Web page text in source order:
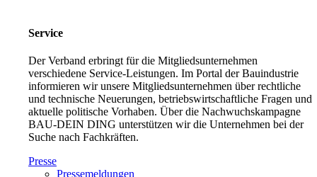
Service
Der Verband erbringt für die Mitgliedsunternehmen
verschiedene Service-Leistungen. Im Portal der Bauindustrie
informieren wir unsere Mitgliedsunternehmen über rechtliche
und technische Neuerungen, betriebswirtschaftliche Fragen und
aktuelle politische Vorhaben. Über die Nachwuchskampagne
BAU-DEIN DING unterstützen wir die Unternehmen bei der
Suche nach Fachkräften.
Presse
Pressemeldungen